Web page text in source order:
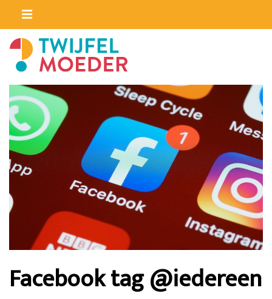
Facebook tag @iedereen